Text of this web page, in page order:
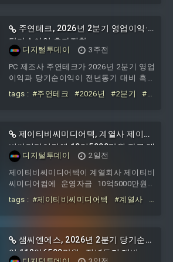
명시됐다.거래상대방 총잔액은 675억
3400만원으로 보고됐다. 이는 당해 사업연
도부터 거래일자까지의 대여금액에서 상
환금액을 공제한 대여금 총잔액이다.이번
거래의 목적은 부산명지 대방디엠시티센
텀오션2차 담보대출 리파이낸싱 관련으로
기재됐다. 이사회 의결일은 미기재
주연테크, 2026년 2분기 영업이익·
당기순이익 흑자전환
디지털투데이
3주전
PC 제조사 주연테크가 2026년 2분기 영업
이익과 당기순이익이 전년동기 대비 흑자
전환했다고 16일 공시했다.공시에 따르면
주연테크의 2026년 2분기 별도 기준 당해
기와 비교하면 매출액은 142억원에서
4.3% 증가했고, 영업이익은 전년동기 영업
손실 5억8200만원에서 흑자전환했으며,
tags : #주연테크 #2026년 #2분기
#영
제이티비씨미디어텍, 계열사 제이티
비씨미디어컴에 10억5000만원 자금 대
여
디지털투데이
2일전
제이티비씨미디어텍이 계열회사 제이티비
씨미디어컴에 운영자금 10억5000만원을
대여하기로 결정했다고 6일 공시했다.이
번 자금 대여는 2026년 7월 30일 이사회
어텍의 계열회사다. 대여금액은 10억5000
만원이며, 이자율은 연 7.61%의 고정금리
tags : #제이티비씨미디어텍 #계열사
샘씨엔에스, 2026년 2분기 당기순이
익 112억6500만원…전년동기 대비